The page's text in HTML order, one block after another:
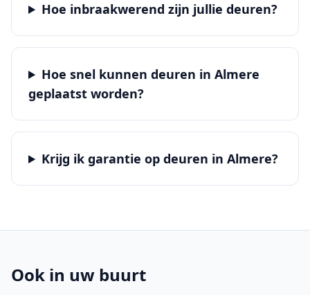
Hoe inbraakwerend zijn jullie deuren?
Hoe snel kunnen deuren in Almere
geplaatst worden?
Krijg ik garantie op deuren in Almere?
Ook in uw buurt